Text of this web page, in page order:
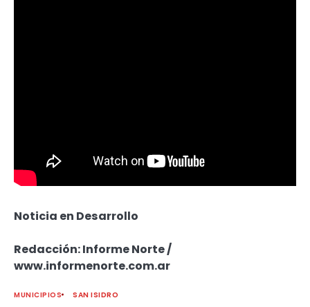
Noticia en Desarrollo
Redacción: Informe Norte /
www.informenorte.com.ar
MUNICIPIOS
SAN ISIDRO